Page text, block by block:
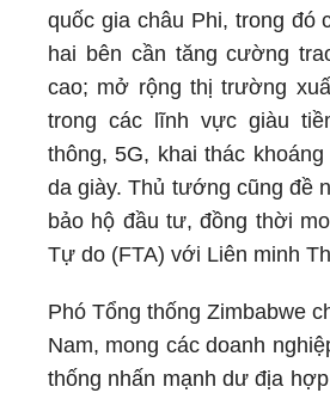
quốc gia châu Phi, trong đó
hai bên cần tăng cường
cao; mở rộng thị trường
trong các lĩnh vực giàu
thông, 5G, khai thác
da giày. Thủ tướng cũng đề
bảo hộ đầu tư, đồng thời
Tự do (FTA) với Liên minh
Phó Tổng thống Zimbabwe
Nam, mong các doanh
thống nhấn mạnh dư địa